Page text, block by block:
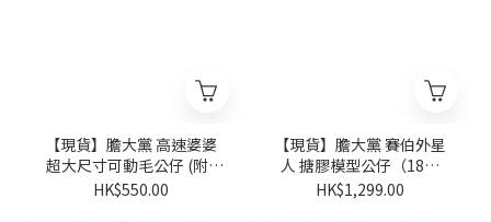
【現貨】膽大黨 高速婆婆
超大尺寸可動毛公仔 (附3
種配件)（55厘米）
HK$550.00
【現貨】膽大黨 賽伯外星
人 搪膠模型公仔（18厘
米）
HK$1,299.00